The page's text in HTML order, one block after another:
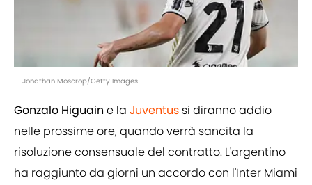
Jonathan Moscrop/Getty Images
Gonzalo Higuain e la Juventus si diranno addio
nelle prossime ore, quando verrà sancita la
risoluzione consensuale del contratto. L'argentino
ha raggiunto da giorni un accordo con l'Inter Miami